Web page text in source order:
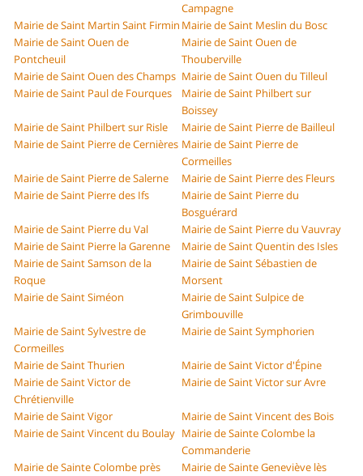
Campagne
Mairie de Saint Martin Saint Firmin Mairie de Saint Meslin du Bosc
Mairie de Saint Ouen de
Pontcheuil
Mairie de Saint Ouen de
Thouberville
Mairie de Saint Ouen des Champs Mairie de Saint Ouen du Tilleul
Mairie de Saint Paul de Fourques
Mairie de Saint Philbert sur
Boissey
Mairie de Saint Philbert sur Risle
Mairie de Saint Pierre de Bailleul
Mairie de Saint Pierre de Cernières Mairie de Saint Pierre de
Cormeilles
Mairie de Saint Pierre de Salerne
Mairie de Saint Pierre des Fleurs
Mairie de Saint Pierre des Ifs
Mairie de Saint Pierre du
Bosguérard
Mairie de Saint Pierre du Val
Mairie de Saint Pierre du Vauvray
Mairie de Saint Pierre la Garenne
Mairie de Saint Quentin des Isles
Mairie de Saint Samson de la
Roque
Mairie de Saint Sébastien de
Morsent
Mairie de Saint Siméon
Mairie de Saint Sulpice de
Grimbouville
Mairie de Saint Sylvestre de
Cormeilles
Mairie de Saint Symphorien
Mairie de Saint Thurien
Mairie de Saint Victor d'Épine
Mairie de Saint Victor de
Chrétienville
Mairie de Saint Victor sur Avre
Mairie de Saint Vigor
Mairie de Saint Vincent des Bois
Mairie de Saint Vincent du Boulay Mairie de Sainte Colombe la
Commanderie
Mairie de Sainte Colombe près
Mairie de Sainte Geneviève lès